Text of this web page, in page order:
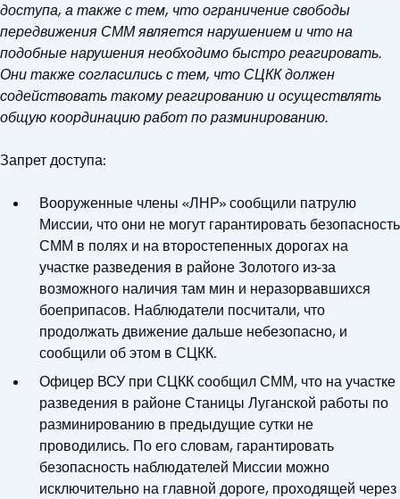
доступа, а также с тем, что ограничение свободы
передвижения СММ является нарушением и что на
подобные нарушения необходимо быстро реагировать.
Они также согласились с тем, что СЦКК должен
содействовать такому реагированию и осуществлять
общую координацию работ по разминированию.
Запрет доступа:
Вооруженные члены «ЛНР» сообщили патрулю
Миссии, что они не могут гарантировать безопасность
СММ в полях и на второстепенных дорогах на
участке разведения в районе Золотого из-за
возможного наличия там мин и неразорвавшихся
боеприпасов. Наблюдатели посчитали, что
продолжать движение дальше небезопасно, и
сообщили об этом в СЦКК.
Офицер ВСУ при СЦКК сообщил СММ, что на участке
разведения в районе Станицы Луганской работы по
разминированию в предыдущие сутки не
проводились. По его словам, гарантировать
безопасность наблюдателей Миссии можно
исключительно на главной дороге, проходящей через